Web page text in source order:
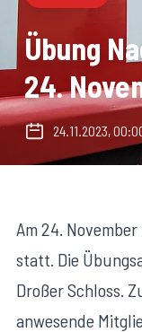
Übung
24.
24.11.2023,
Am 24.
statt. Die
Droßer Schloss.
anwesende